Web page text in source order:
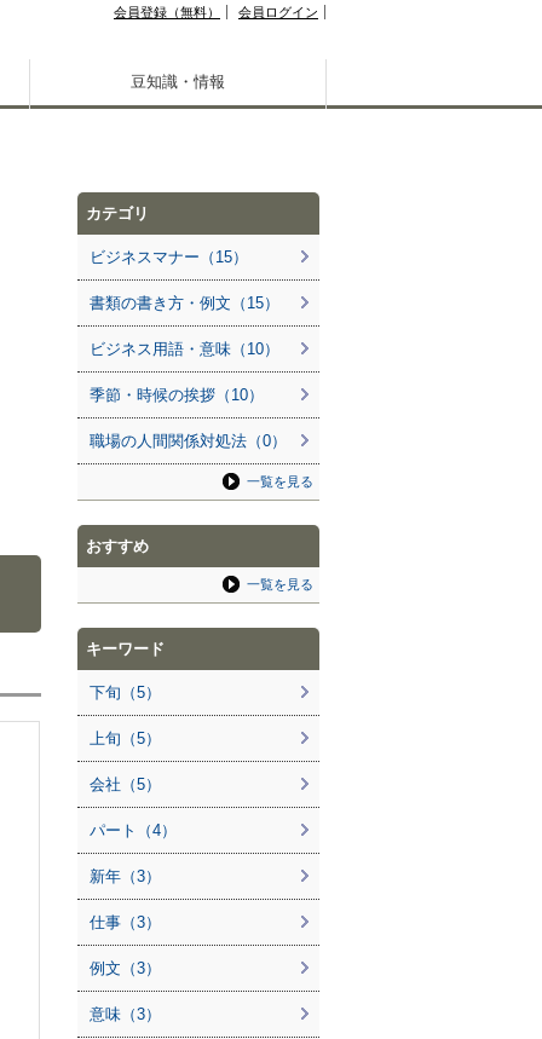
会員登録（無料） 会員ログイン
豆知識・情報
カテゴリ
ビジネスマナー（15）
書類の書き方・例文（15）
ビジネス用語・意味（10）
季節・時候の挨拶（10）
職場の人間関係対処法（0）
一覧を見る
おすすめ
一覧を見る
キーワード
下旬（5）
上旬（5）
会社（5）
パート（4）
新年（3）
仕事（3）
例文（3）
意味（3）